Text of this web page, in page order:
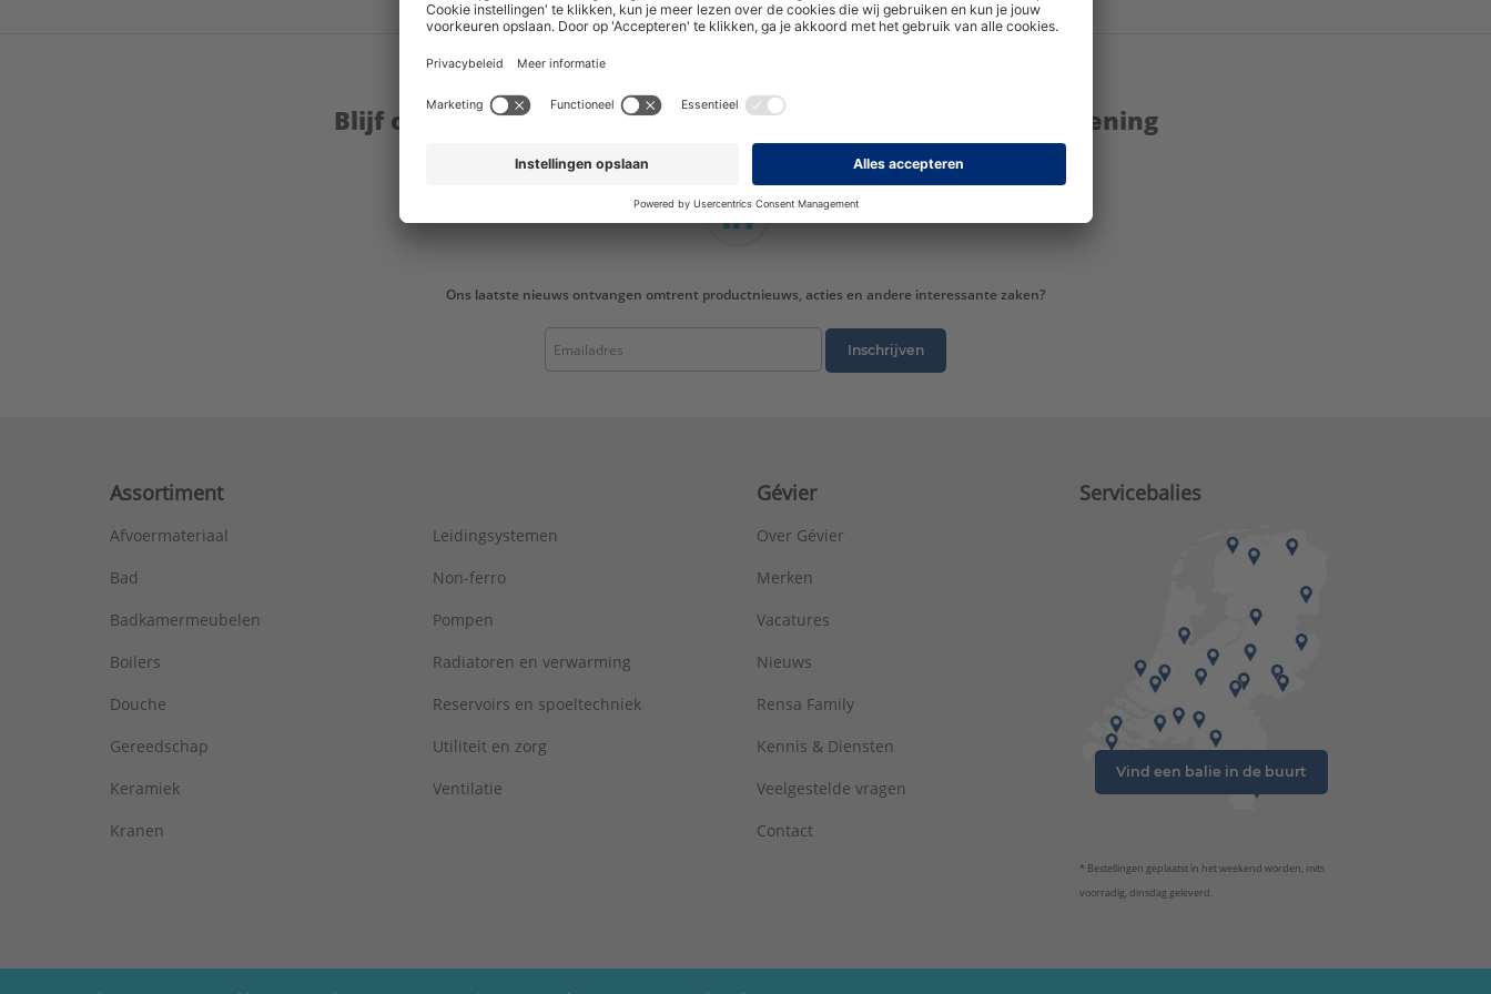
Blijf op de hoogte van nieuwe producten en onze dienstverlening
Ons laatste nieuws ontvangen omtrent productnieuws, acties en andere interessante zaken?
Inschrijven
Assortiment
Afvoermateriaal
Bad
Badkamermeubelen
Boilers
Douche
Gereedschap
Keramiek
Kranen
Leidingsystemen
Non-ferro
Pompen
Radiatoren en verwarming
Reservoirs en spoeltechniek
Utiliteit en zorg
Ventilatie
Gévier
Over Gévier
Merken
Vacatures
Nieuws
Rensa Family
Kennis & Diensten
Veelgestelde vragen
Contact
Servicebalies
Vind een balie in de buurt
* Bestellingen geplaatst in het weekend worden, mits
voorradig, dinsdag geleverd.